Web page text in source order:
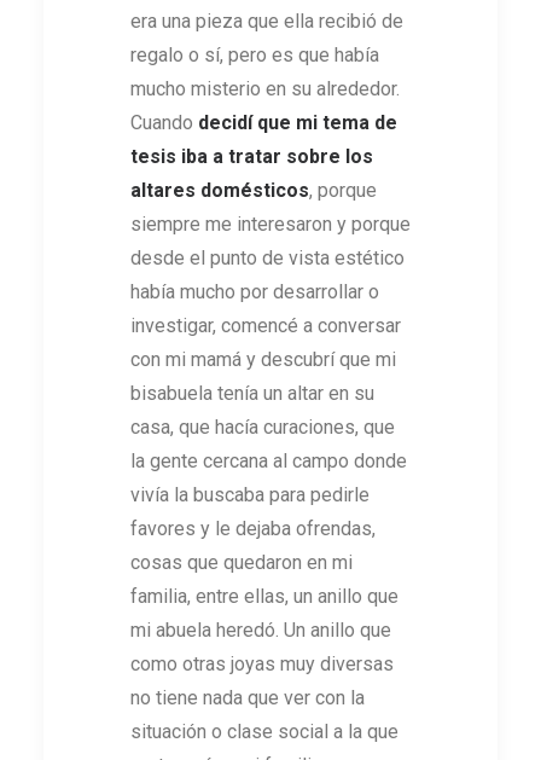
era una pieza que ella recibió de
regalo o sí, pero es que había
mucho misterio en su alrededor.
Cuando decidí que mi tema de
tesis iba a tratar sobre los
altares domésticos, porque
siempre me interesaron y porque
desde el punto de vista estético
había mucho por desarrollar o
investigar, comencé a conversar
con mi mamá y descubrí que mi
bisabuela tenía un altar en su
casa, que hacía curaciones, que
la gente cercana al campo donde
vivía la buscaba para pedirle
favores y le dejaba ofrendas,
cosas que quedaron en mi
familia, entre ellas, un anillo que
mi abuela heredó. Un anillo que
como otras joyas muy diversas
no tiene nada que ver con la
situación o clase social a la que